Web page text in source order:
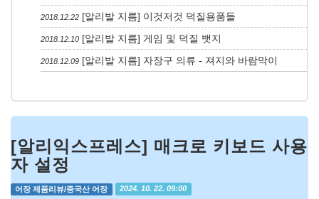
2018.12.22 [알리발 지름] 이것저것 덕질용품들
2018.12.10 [알리발 지름] 게임 및 덕질 뱃지
2018.12.09 [알리발 지름] 자장구 의류 - 져지와 바람막이
[알리익스프레스] 매크로 키보드 사용
자 설정
어장 제품리뷰/중국산 어장 2024. 10. 22. 09:00